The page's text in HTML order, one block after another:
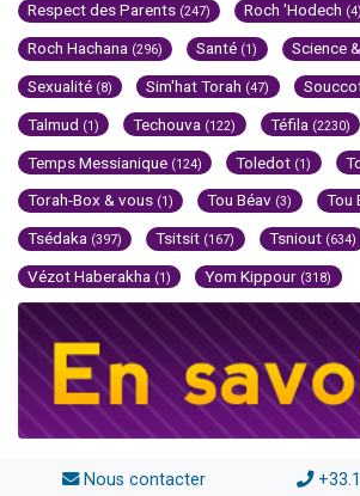
Respect des Parents (247) Roch 'Hodech (4)
Roch Hachana (296) Santé (1) Science
Sexualité (8) Sim'hat Torah (47)
Talmud (1) Techouva (122) Téfila (2230)
Temps Messianique (124) Toledot (1)
Torah-Box & vous (1) Tou Béav (3) Tou
Tsédaka (397) Tsitsit (167) Tsniout (634)
Vézot Haberakha (1) Yom Kippour (318)
Nous contacter